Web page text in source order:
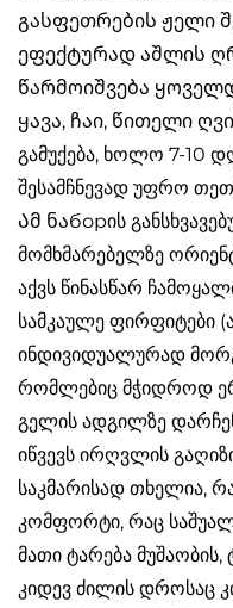
გასფეთრების ჟელი
ეფექტურად აშლის
წარმოიშვება
ყავა, ჩაი, წითელი
გამუქება, ხოლო 7-10
შესამჩნევად უფრო
Ამ ნაборის
მომხმარებელზე
აქვს წინასწარ
სამკაულე ფირფიტები
ინდივიდუალურად
რომლებიც მჭიდროდ
გელის ადგილზე
იწვევს ირღვლის
საკმარისად თხელია,
კომფორტი, რაც
მათი ტარება
კიდევ ძილის დროსაც